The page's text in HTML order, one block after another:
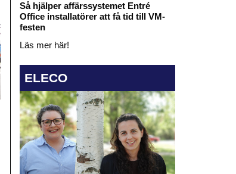
Så hjälper affärssystemet Entré
Office installatörer att få tid till VM-
festen
Läs mer här!
ELECO